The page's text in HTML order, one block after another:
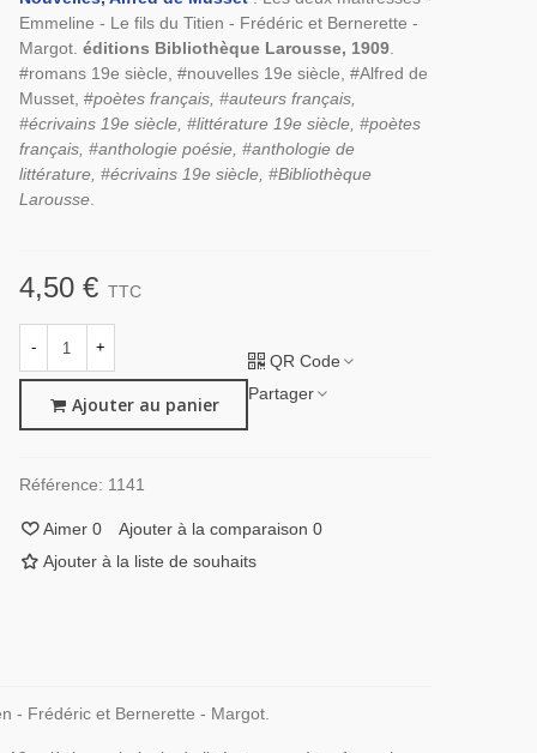
Emmeline - Le fils du Titien - Frédéric et Bernerette -
Margot. éditions Bibliothèque Larousse, 1909.
#romans 19e siècle, #nouvelles 19e siècle, #Alfred de
Musset, #poètes français, #auteurs français,
#écrivains 19e siècle, #littérature 19e siècle, #poètes
français, #anthologie poésie, #anthologie de
littérature, #écrivains 19e siècle, #Bibliothèque
Larousse.
4,50 € TTC
- +
Ajouter au panier
QR Code
Partager
Référence: 1141
Aimer 0 Ajouter à la comparaison 0
Ajouter à la liste de souhaits
- Frédéric et Bernerette - Margot.